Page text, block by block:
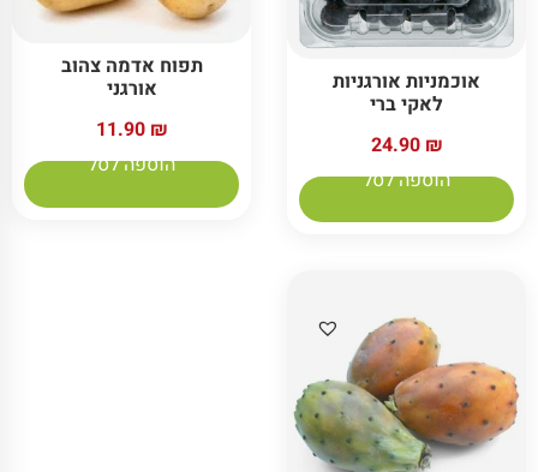
אוכמניות אורגניות
לאקי ברי
24.90 ₪
הוספה לסל
תפוח אדמה צהוב
אורגני
11.90 ₪
הוספה לסל